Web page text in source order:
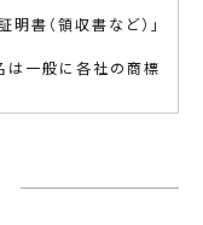
書（領収書など）」
は一般に各社の商標